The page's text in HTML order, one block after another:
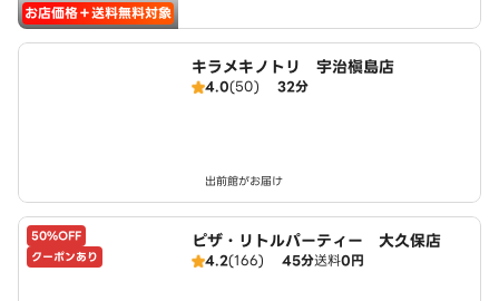
お店価格＋送料無料対象
キラメキノトリ 宇治槇島店
4.0(50) 32分
出前館がお届け
50%OFF
クーポンあり
ピザ・リトルパーティー 大久保店
4.2(166) 45分送料0円